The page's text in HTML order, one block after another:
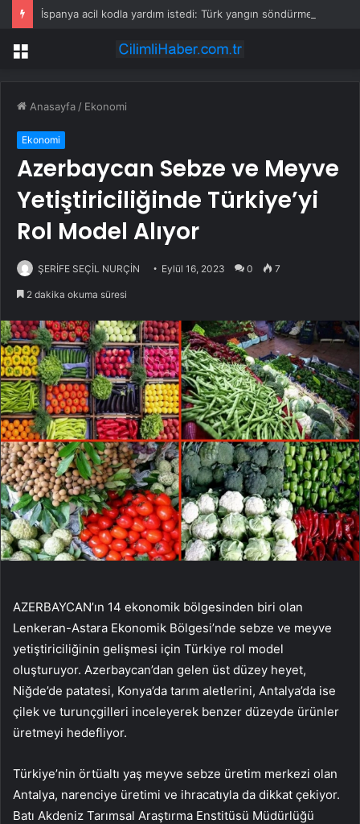
Menü
Anasayfa / Ekonomi
Ekonomi
Azerbaycan Sebze ve Meyve
Yetiştiriciliğinde Türkiye’yi
Rol Model Alıyor
ŞERİFE SEÇİL NURÇİN Eylül 16, 2023 0 7
2 dakika okuma süresi
AZERBAYCAN’ın 14 ekonomik bölgesinden biri olan
Lenkeran-Astara Ekonomik Bölgesi’nde sebze ve meyve
yetiştiriciliğinin gelişmesi için Türkiye rol model
oluşturuyor. Azerbaycan’dan gelen üst düzey heyet,
Niğde’de patatesi, Konya’da tarım aletlerini, Antalya’da ise
çilek ve turunçgilleri inceleyerek benzer düzeyde ürünler
üretmeyi hedefliyor.
Türkiye’nin örtüaltı yaş meyve sebze üretim merkezi olan
Antalya, narenciye üretimi ve ihracatıyla da dikkat çekiyor.
Batı Akdeniz Tarımsal Araştırma Enstitüsü Müdürlüğü